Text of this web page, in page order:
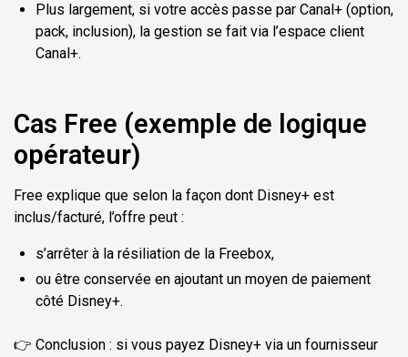
Plus largement, si votre accès passe par Canal+ (option,
pack, inclusion), la gestion se fait via l’espace client
Canal+.
Cas Free (exemple de logique
opérateur)
Free explique que selon la façon dont Disney+ est
inclus/facturé, l’offre peut :
s’arrêter à la résiliation de la Freebox,
ou être conservée en ajoutant un moyen de paiement
côté Disney+.
👉 Conclusion : si vous payez Disney+ via un fournisseur